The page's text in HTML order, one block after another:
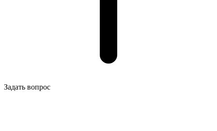
Задать вопрос